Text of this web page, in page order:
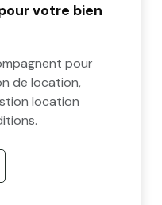
votre bien
pour
de location,
location